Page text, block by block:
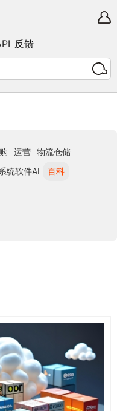
反馈
运营 物流仓储
统软件AI
百科